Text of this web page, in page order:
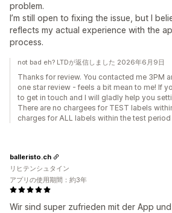
problem.
I’m still open to fixing the issue, but I
reflects my actual experience with the
process.
not bad eh? LTDが返信しました 2026年6月9日
Thanks for review. You contacted me 3PM
one star review - feels a bit mean to me! If
to get in touch and I will gladly help you
There are no chargees for TEST labels
charges for ALL labels within the test
Wir sind super zufrieden mit der App
balleristo.ch
リヒテンシュタイン
アプリの使用期間：約3年